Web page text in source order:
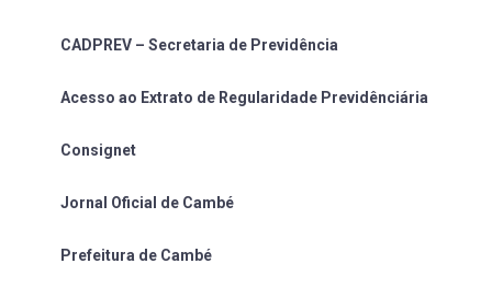
CADPREV – Secretaria de Previdência
Acesso ao Extrato de Regularidade Previdênciária
Consignet
Jornal Oficial de Cambé
Prefeitura de Cambé